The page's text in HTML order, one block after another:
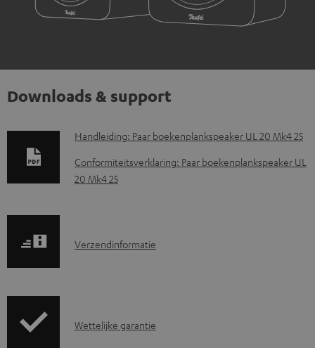
Downloads & support
D
o
w
o
o
Handleiding: Paar boekenplankspeaker UL 20 Mk4 25
Conformiteitsverklaring: Paar boekenplankspeaker UL
20 Mk4 25
V
e
Verzendinformatie
G
Wettelijke garantie